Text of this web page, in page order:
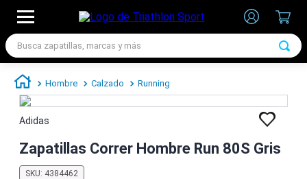
Busca zapatillas, marcas y más
Hombre Calzado Running
Adidas
Zapatillas Correr Hombre Run 80S Gris
SKU: 4384462
1.
zapatillas futbol
2
zapatillas adidas hombre
4.
zapatillas adidas mujer